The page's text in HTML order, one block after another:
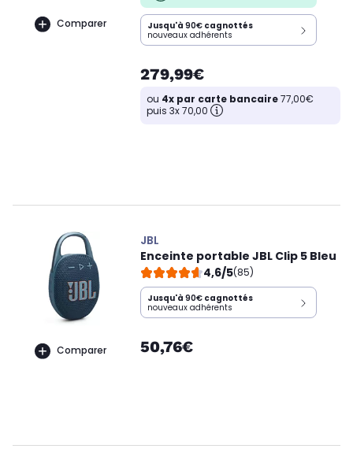
Comparer Jusqu'à 90€ cagnottés
nouveaux adhérents
279,99€
ou 4x par carte bancaire77,00€
puis 3x 70,00
Comparer
JBL
Enceinte portable JBL Clip 5 Bleu
4,6/5(85)
Jusqu'à 90€ cagnottés
nouveaux adhérents
50,76€